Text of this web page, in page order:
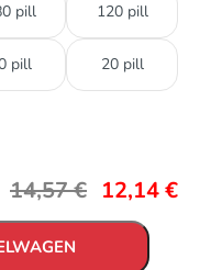
pill 120 pill
pill 20 pill
14,57€ 12,14€